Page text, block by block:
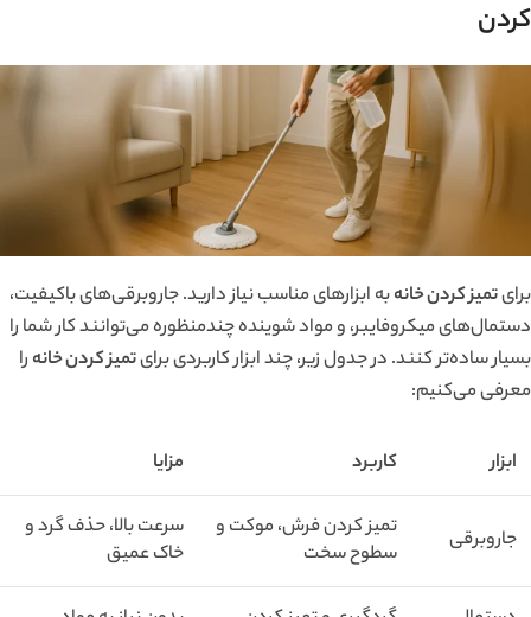
کردن
برایتمیز کردن خانهبه ابزارهای مناسب نیاز دارید. جاروبرقی‌های باکیفیت،
دستمال‌های میکروفایبر، و مواد شوینده چندمنظوره می‌توانند کار شما را
بسیار ساده‌تر کنند. در جدول زیر، چند ابزار کاربردی برایتمیز کردن خانه را
معرفی می‌کنیم:
ابزار کاربرد مزایا
جاروبرقی
تمیز کردن فرش، موکت و
سطوح سخت
سرعت بالا، حذف گرد و
خاک عمیق